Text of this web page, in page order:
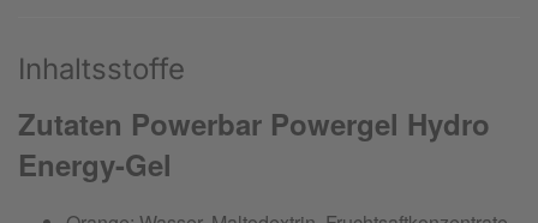
Inhaltsstoffe